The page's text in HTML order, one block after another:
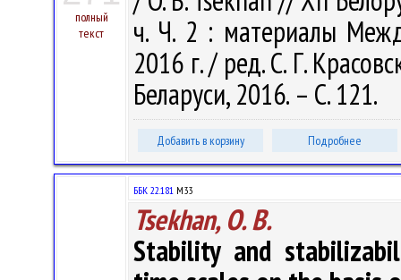
полный
текст
ч. Ч. 2 : материалы
2016 г. / ред. С. Г.
Беларуси, 2016. – С. 121.
Добавить в корзину Подробнее
ББК 22.181 М33
Tsekhan, O. B.
Stability and